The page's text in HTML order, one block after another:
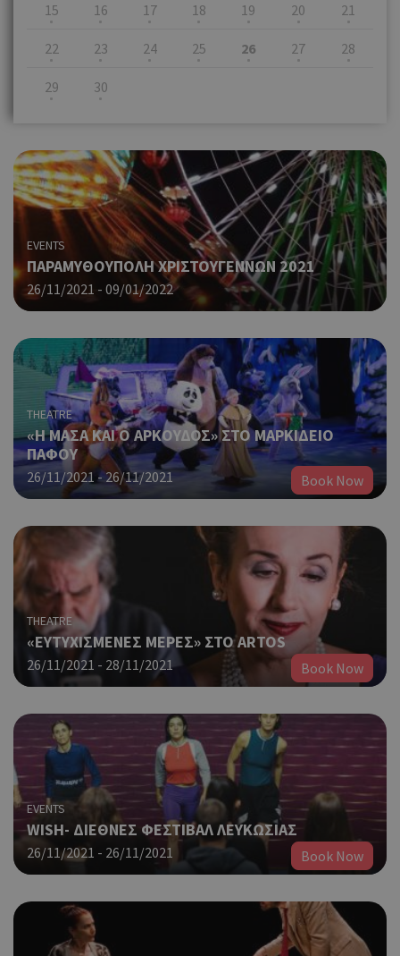
15 16 17 18 19 20 21
22 23 24 25 26 27 28
29 30
EVENTS
ΠΑΡΑΜΥΘΟΥΠΟΛΗ ΧΡΙΣΤΟΥΓΕΝΝΩΝ 2021
26/11/2021 - 09/01/2022
THEATRE
«Η ΜΑΣΑ ΚΑΙ Ο ΑΡΚΟΥΔΟΣ» ΣΤΟ ΜΑΡΚΙΔΕΙΟ
ΠΑΦΟΥ
26/11/2021 - 26/11/2021 Book Now
THEATRE
«ΕΥΤΥΧΙΣΜΕΝΕΣ ΜΕΡΕΣ» ΣΤΟ ARTOS
26/11/2021 - 28/11/2021 Book Now
EVENTS
WISH- ΔΙΕΘΝΕΣ ΦΕΣΤΙΒΑΛ ΛΕΥΚΩΣΙΑΣ
26/11/2021 - 26/11/2021 Book Now